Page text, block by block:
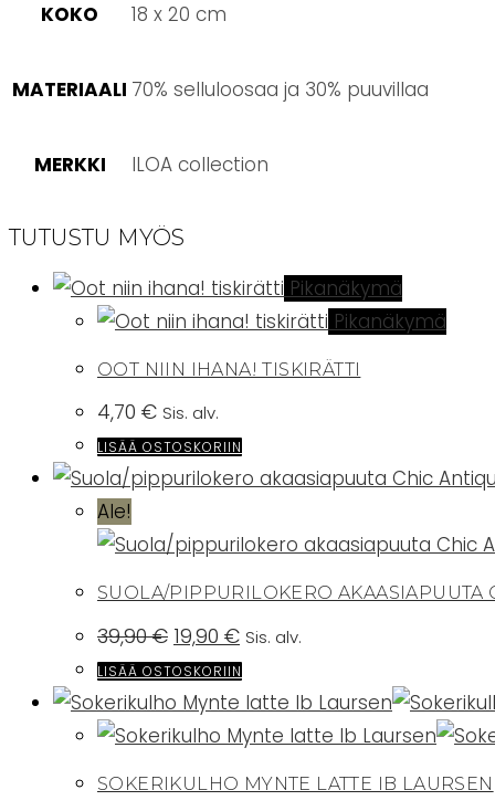
KOKO 18 x 20 cm
MATERIAALI 70% selluloosaa ja 30% puuvillaa
MERKKI ILOA collection
TUTUSTU MYÖS
Pikanäkymä
Pikanäkymä
OOT NIIN IHANA! TISKIRÄTTI
4,70 € Sis. alv.
LISÄÄ OSTOSKORIIN
Ale!
SUOLA/PIPPURILOKERO AKAASIAPUUTA
39,90€ Alkuperäinen
hinta
oli:
39,90 €.
19,90 €Nykyinen
hinta
on:
19,90 €.
Sis. alv.
LISÄÄ OSTOSKORIIN
SOKERIKULHO MYNTE LATTE IB LAURSEN